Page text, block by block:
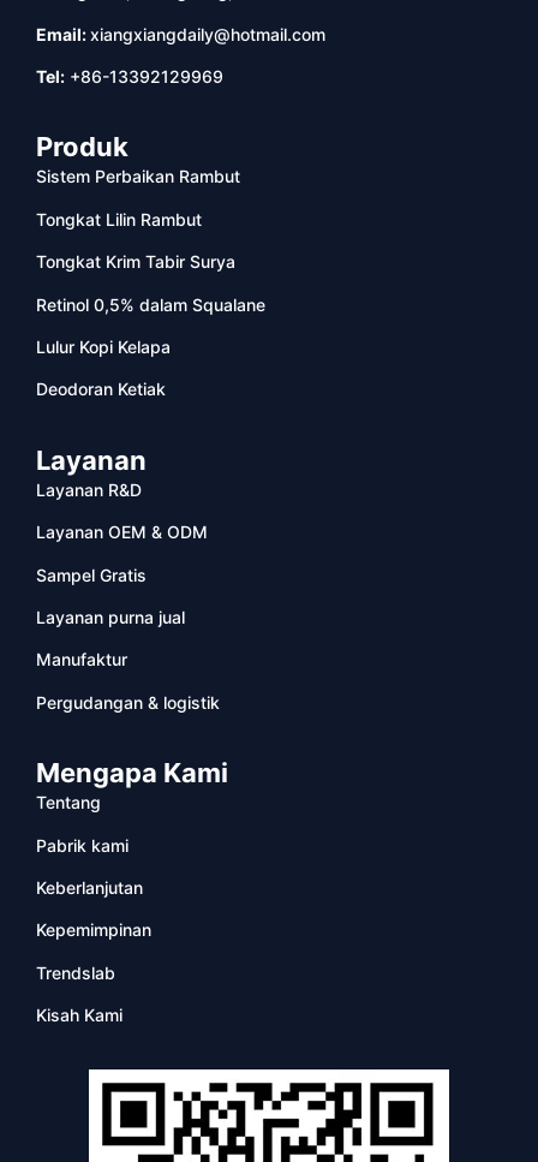
Email:xiangxiangdaily@hotmail.com
Tel: +86-13392129969
Produk
Sistem Perbaikan Rambut
Tongkat Lilin Rambut
Tongkat Krim Tabir Surya
Retinol 0,5% dalam Squalane
Lulur Kopi Kelapa
Deodoran Ketiak
Layanan
Layanan R&D
Layanan OEM & ODM
Sampel Gratis
Layanan purna jual
Manufaktur
Pergudangan & logistik
Mengapa Kami
Tentang
Pabrik kami
Keberlanjutan
Kepemimpinan
Trendslab
Kisah Kami